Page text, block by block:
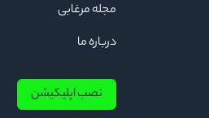
مجله مرغابی
درباره ما
نصب اپلیکیشن